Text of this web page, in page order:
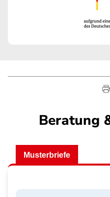
Beratung
Musterbriefe